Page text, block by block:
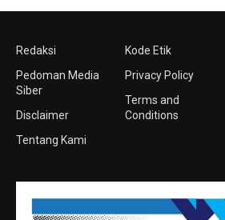
Redaksi
Pedoman Media
Siber
Disclaimer
Tentang Kami
Kode Etik
Privacy Policy
Terms and
Conditions